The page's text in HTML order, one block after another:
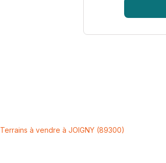
Terrains à vendre à JOIGNY (89300)